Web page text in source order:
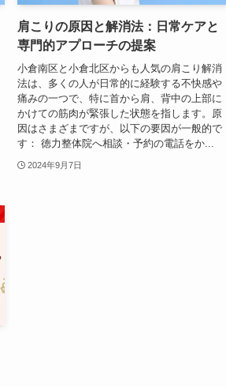
肩こりの原因と解消法：日常ケアと
専門的アプローチの提案
小倉南区と小倉北区からも人気の肩こり解消
法は、多くの人が日常的に経験する不快感や
痛みの一つで、特に首から肩、背中の上部に
かけての筋肉が緊張した状態を指します。原
因はさまざまですが、以下の要因が一般的で
す： 徳力整体院へ相談・予約の電話をか...
2024年9月7日